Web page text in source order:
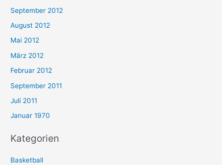
September 2012
August 2012
Mai 2012
März 2012
Februar 2012
September 2011
Juli 2011
Januar 1970
Kategorien
Basketball